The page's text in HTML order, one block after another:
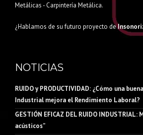
Metálicas - Carpintería Metálica.
¿Hablamos de su futuro proyecto de
NOTICIAS
RUIDO y PRODUCTIVIDAD: ¿Cómo una
Industrial mejora el Rendimiento Laboral?
GESTIÓN EFICAZ DEL RUIDO
acústicos”